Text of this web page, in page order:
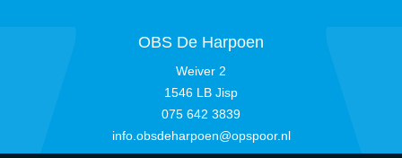
OBS De Harpoen
Weiver 2
1546 LB Jisp
075 642 3839
info.obsdeharpoen@opspoor.nl